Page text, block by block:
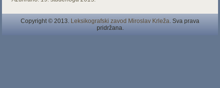
Copyright © 2013. Leksikografski zavod Miroslav Krleža. Sva prava
pridržana.